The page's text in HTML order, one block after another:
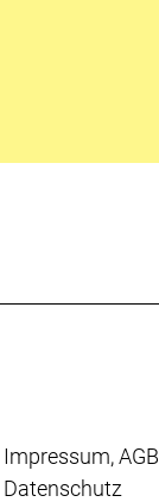
Impressum,AGB
Datenschutz